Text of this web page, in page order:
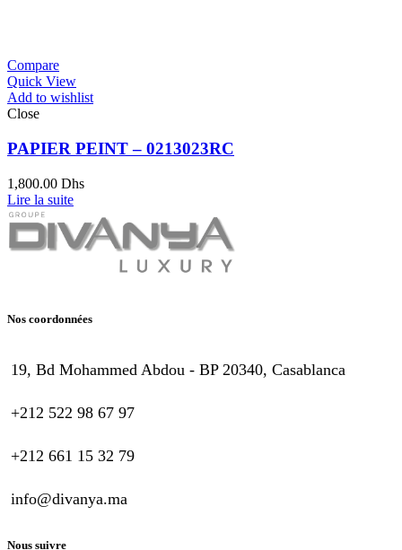
Compare
Quick View
Add to wishlist
Close
PAPIER PEINT – 0213023RC
1,800.00 Dhs
Lire la suite
Nos coordonnées
19, Bd Mohammed Abdou - BP 20340, Casablanca
+212 522 98 67 97
+212 661 15 32 79
info@divanya.ma
Nous suivre